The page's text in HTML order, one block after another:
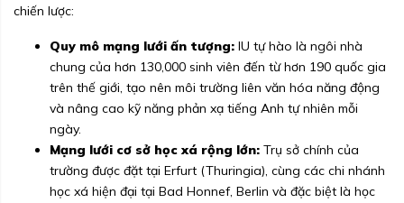
chiến lược:
Quy mô mạng lưới ấn tượng: IU tự hào là ngôi nhà
chung của hơn 130,000 sinh viên đến từ hơn 190 quốc gia
trên thế giới, tạo nên môi trường liên văn hóa năng động
và nâng cao kỹ năng phản xạ tiếng Anh tự nhiên mỗi
ngày.
Mạng lưới cơ sở học xá rộng lớn: Trụ sở chính của
trường được đặt tại Erfurt (Thuringia), cùng các chi nhánh
học xá hiện đại tại Bad Honnef, Berlin và đặc biệt là học